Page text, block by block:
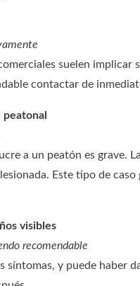
suelen
contactar de
a un peatón es grave.
Este tipo de
visibles
recomendable
síntomas, y puede haber